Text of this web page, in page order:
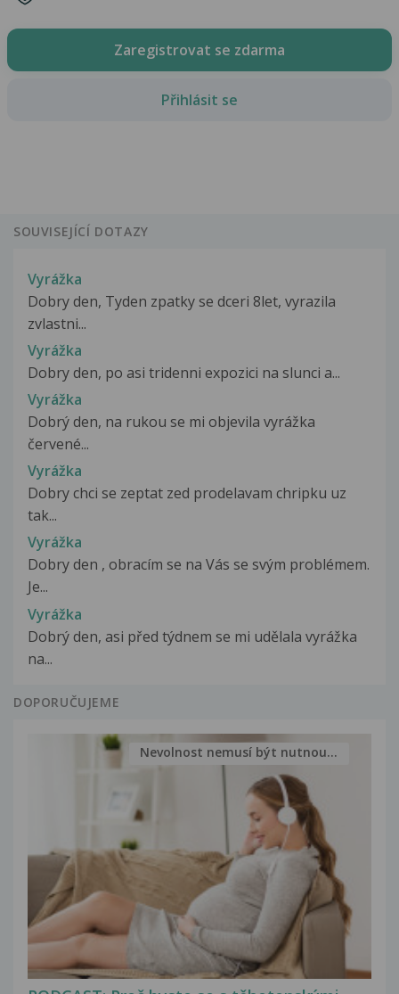
Zaregistrovat se zdarma
Přihlásit se
SOUVISEJÍCÍ DOTAZY
Vyrážka
Dobry den, Tyden zpatky se dceri 8let, vyrazila
zvlastni...
Vyrážka
Dobry den, po asi tridenni expozici na slunci a...
Vyrážka
Dobrý den, na rukou se mi objevila vyrážka
červené...
Vyrážka
Dobry chci se zeptat zed prodelavam chripku uz
tak...
Vyrážka
Dobry den , obracím se na Vás se svým problémem.
Je...
Vyrážka
Dobrý den, asi před týdnem se mi udělala vyrážka
na...
DOPORUČUJEME
Nevolnost nemusí být nutnou...